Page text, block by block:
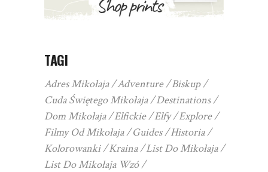
TAGI
Adres Mikołaja Adventure
Biskup
Cuda Świętego Mikołaja
Destinations
Dom Mikołaja
Elfickie Elfy
Explore
Filmy Od Mikołaja
Guides
Historia
Kolorowanki
Kraina
List Do Mikołaja
List Do Mikołaja Wzó